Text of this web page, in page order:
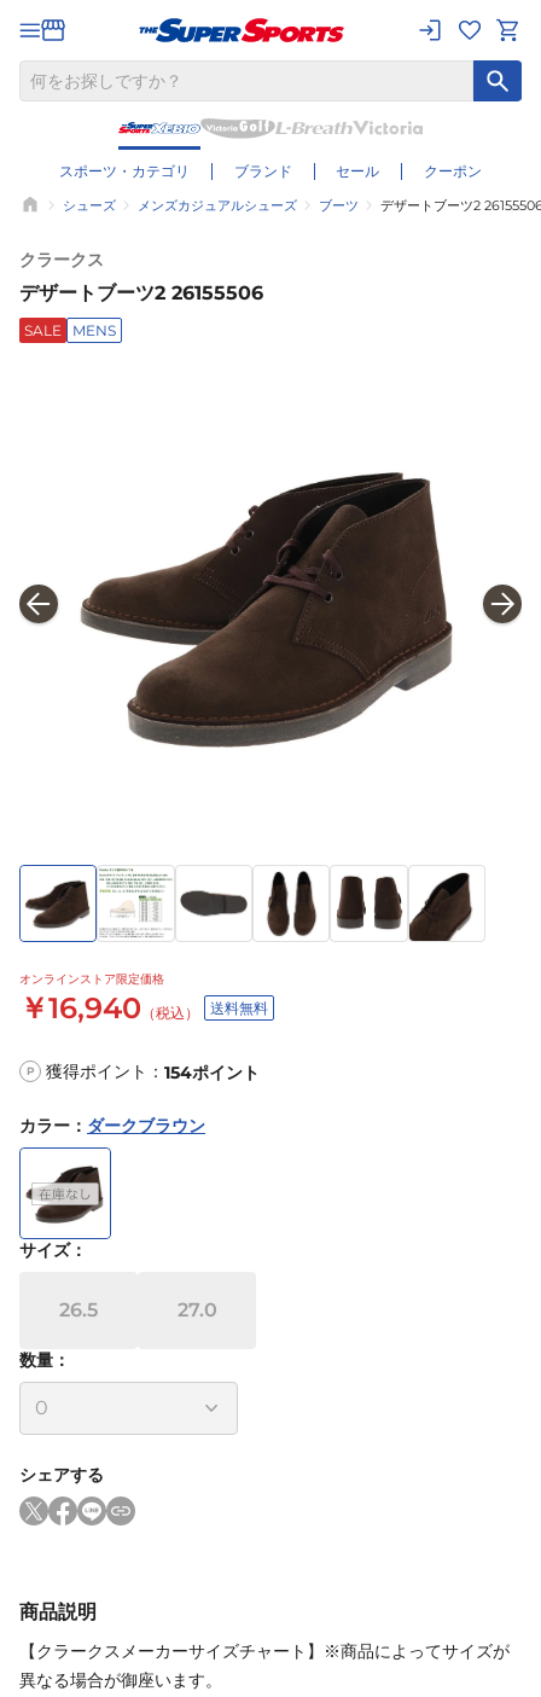
スポーツ・カテゴリ ブランド セール クーポン
シューズ メンズカジュアルシューズ ブーツ デザートブーツ2
クラークス
デザートブーツ2 26155506
SALE MENS
オンラインストア限定価格
￥16,940 （税込） 送料無料
P 獲得ポイント： 154ポイント
カラー ： ダークブラウン
サイズ：
26.5 27.0
数量：
シェアする
商品説明
【クラークスメーカーサイズチャート】※商品によってサイズが
異なる場合が御座います。